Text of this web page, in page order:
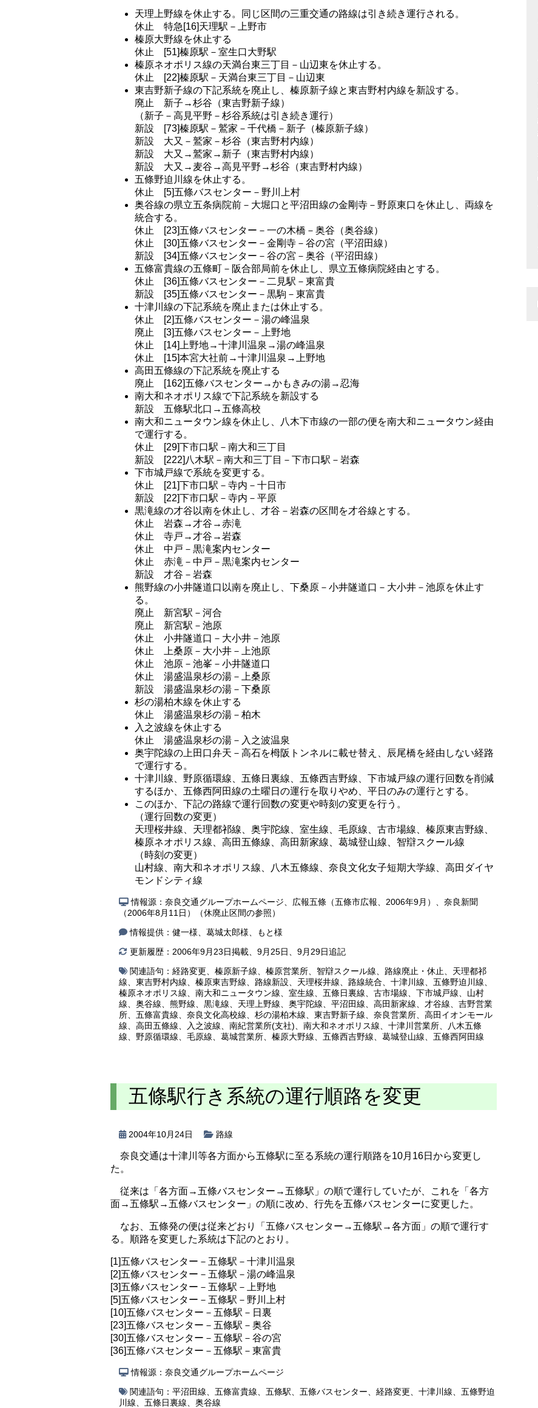
天理上野線を休止する。同じ区間の三重交通の路線は引き続き運行される。
休止 特急[16]天理駅－上野市
榛原大野線を休止する
休止 [51]榛原駅－室生口大野駅
榛原ネオポリス線の天満台東三丁目－山辺東を休止する。
休止 [22]榛原駅－天満台東三丁目－山辺東
東吉野新子線の下記系統を廃止し、榛原新子線と東吉野村内線を新設する。
廃止 新子→杉谷（東吉野新子線）
（新子－高見平野－杉谷系統は引き続き運行）
新設 [73]榛原駅－鷲家－千代橋－新子（榛原新子線）
新設 大又－鷲家－杉谷（東吉野村内線）
新設 大又→鷲家→新子（東吉野村内線）
新設 大又→麦谷→高見平野→杉谷（東吉野村内線）
五條野迫川線を休止する。
休止 [5]五條バスセンター－野川上村
奥谷線の県立五条病院前－大堀口と平沼田線の金剛寺－野原東口を休止し、両線を
統合する。
休止 [23]五條バスセンター－一の木橋－奥谷（奥谷線）
休止 [30]五條バスセンター－金剛寺－谷の宮（平沼田線）
新設 [34]五條バスセンター－谷の宮－奥谷（平沼田線）
五條富貴線の五條町－阪合部局前を休止し、県立五條病院経由とする。
休止 [36]五條バスセンター－二見駅－東富貴
新設 [35]五條バスセンター－黒駒－東富貴
十津川線の下記系統を廃止または休止する。
休止 [2]五條バスセンター－湯の峰温泉
廃止 [3]五條バスセンター－上野地
休止 [14]上野地→十津川温泉→湯の峰温泉
休止 [15]本宮大社前→十津川温泉→上野地
高田五條線の下記系統を廃止する
廃止 [162]五條バスセンター→かもきみの湯→忍海
南大和ネオポリス線で下記系統を新設する
新設 五條駅北口→五條高校
南大和ニュータウン線を休止し、八木下市線の一部の便を南大和ニュータウン経由
で運行する。
休止 [29]下市口駅－南大和三丁目
新設 [222]八木駅－南大和三丁目－下市口駅－岩森
下市城戸線で系統を変更する。
休止 [21]下市口駅－寺内－十日市
新設 [22]下市口駅－寺内－平原
黒滝線の才谷以南を休止し、才谷－岩森の区間を才谷線とする。
休止 岩森→才谷→赤滝
休止 寺戸→才谷→岩森
休止 中戸－黒滝案内センター
休止 赤滝－中戸－黒滝案内センター
新設 才谷－岩森
熊野線の小井隧道口以南を廃止し、下桑原－小井隧道口－大小井－池原を休止す
る。
廃止 新宮駅－河合
廃止 新宮駅－池原
休止 小井隧道口－大小井－池原
休止 上桑原－大小井－上池原
休止 池原－池峯－小井隧道口
休止 湯盛温泉杉の湯－上桑原
新設 湯盛温泉杉の湯－下桑原
杉の湯柏木線を休止する
休止 湯盛温泉杉の湯－柏木
入之波線を休止する
休止 湯盛温泉杉の湯－入之波温泉
奥宇陀線の上田口弁天－高石を栂阪トンネルに載せ替え、辰尾橋を経由しない経路
で運行する。
十津川線、野原循環線、五條日裏線、五條西吉野線、下市城戸線の運行回数を削減
するほか、五條西阿田線の土曜日の運行を取りやめ、平日のみの運行とする。
このほか、下記の路線で運行回数の変更や時刻の変更を行う。
（運行回数の変更）
天理桜井線、天理都祁線、奥宇陀線、室生線、毛原線、古市場線、榛原東吉野線、
榛原ネオポリス線、高田五條線、高田新家線、葛城登山線、智辯スクール線
（時刻の変更）
山村線、南大和ネオポリス線、八木五條線、奈良文化女子短期大学線、高田ダイヤ
モンドシティ線
情報源：奈良交通グループホームページ、広報五條（五條市広報、2006年9月）、奈良新聞
（2006年8月11日）（休廃止区間の参照）
情報提供：健一様、葛城太郎様、もと様
更新履歴：2006年9月23日掲載、9月25日、9月29日追記
関連語句： 経路変更 榛原新子線 榛原営業所 智辯スクール線 路線廃止・休止
天理都祁
線
東吉野村内線 榛原東吉野線 路線新設 天理桜井線 路線統合 十津川線 五條野迫川線
榛原ネオポリス線
南大和ニュータウン線 室生線 五條日裏線 古市場線 下市城戸線
山村
線
奥谷線 熊野線 黒滝線 天理上野線 奥宇陀線 平沼田線 高田新家線 才谷線
吉野営業
所
五條富貴線 奈良文化高校線 杉の湯柏木線 東吉野新子線 奈良営業所
高田イオンモール
線
高田五條線 入之波線 南紀営業所(支社) 南大和ネオポリス線 十津川営業所
八木五條
線
野原循環線 毛原線 葛城営業所 榛原大野線 五條西吉野線 葛城登山線 五條西阿田線
五條駅行き系統の運行順路を変更
2004年10月24日 路線
奈良交通は十津川等各方面から五條駅に至る系統の運行順路を10月16日から変更し
た。
従来は「各方面→五條バスセンター→五條駅」の順で運行していたが、これを「各方
面→五條駅→五條バスセンター」の順に改め、行先を五條バスセンターに変更した。
なお、五條発の便は従来どおり「五條バスセンター→五條駅→各方面」の順で運行す
る。順路を変更した系統は下記のとおり。
[1]五條バスセンター－五條駅－十津川温泉
[2]五條バスセンター－五條駅－湯の峰温泉
[3]五條バスセンター－五條駅－上野地
[5]五條バスセンター－五條駅－野川上村
[10]五條バスセンター－五條駅－日裏
[23]五條バスセンター－五條駅－奥谷
[30]五條バスセンター－五條駅－谷の宮
[36]五條バスセンター－五條駅－東富貴
情報源：奈良交通グループホームページ
関連語句： 平沼田線 五條富貴線 五條駅 五條バスセンター 経路変更 十津川線
五條野迫
川線
五條日裏線 奥谷線